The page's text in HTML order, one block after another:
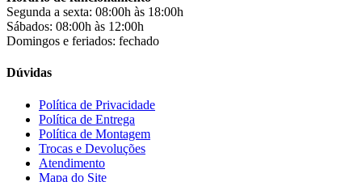
Colli(53)
Colormaq(43)
Companhia do Estofado
Cotherm(2)
D' Doro Móveis
Dako(23)
Demóbile(13)
Dômina
Segunda a sexta: 08:00h às 18:00h
Sábados: 08:00h às 12:00h
Domingos e feriados: fechado
Dúvidas
Política de Privacidade
Política de Entrega
Política de Montagem
Trocas e Devoluções
Atendimento
Mapa do Site